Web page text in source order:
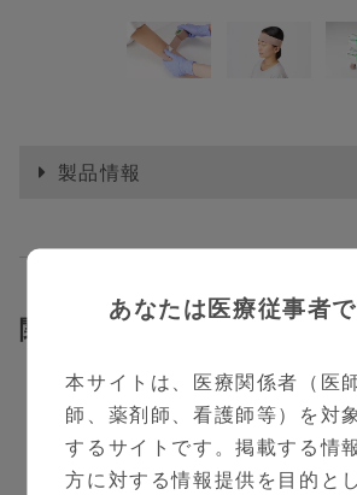
製品情報
くっつくバンデージ
天然ゴムラテックス不使用
す。
関連動画 Related Contents
あなたは医療従事者
本サイトは、医療関係者（医
師、薬剤師、看護師等）を対
するサイトです。掲載する情
方に対する情報提供を目的と